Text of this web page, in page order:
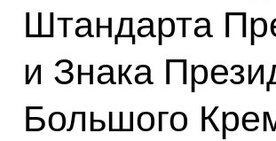
Штандарта
и Знака
Большого